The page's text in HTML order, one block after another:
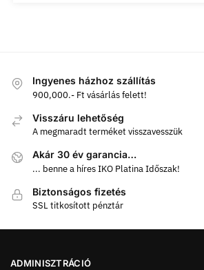
Ingyenes házhoz szállítás
900,000.- Ft vásárlás felett!
Visszáru lehetőség
A megmaradt terméket visszavesszük
Akár 30 év garancia…
... benne a híres IKO Platina Időszak!
Biztonságos fizetés
SSL titkosított pénztár
ADMINISZTRÁCIÓ